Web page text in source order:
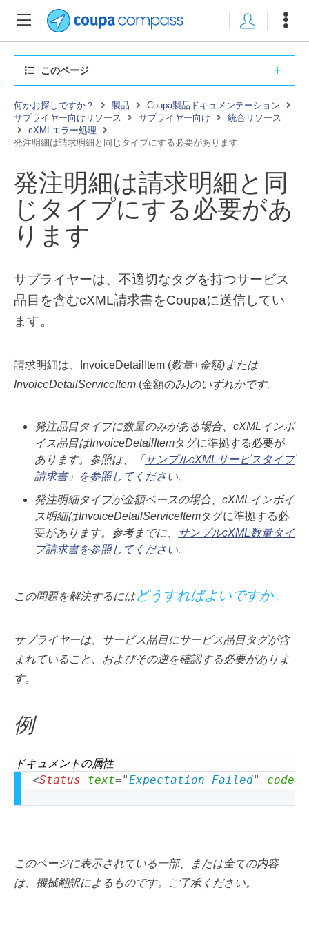
このページ
何かお探しですか？ 製品
Coupa製品ドキュメンテーション
サプライヤー向けリソース
サプライヤー向け
統合リソース
cXMLエラー処理
発注明細は請求明細と同じタイプにする必要があります
発注明細は請求明細と同
じタイプにする必要があ
ります
サプライヤーは、不適切なタグを持つサービス
品目を含むcXML請求書をCoupaに送信してい
ます。
請求明細は、InvoiceDetailItem (数量+金額)または
InvoiceDetailServiceItem (金額のみ)のいずれかです。
発注品目タイプに数量のみがある場合、cXMLインボ
イス品目はInvoiceDetailItemタグに準拠する必要が
あります。参照は、「 サンプルcXMLサービスタイプ
請求書」を参照してください。
発注明細タイプが金額ベースの場合、cXMLインボイ
ス明細はInvoiceDetailServiceItemタグに準拠する必
要があります。参考までに、
サンプルcXML数量タイ
プ請求書を参照してください。
この問題を解決するにはどうすればよいですか。
サプライヤーは、サービス品目にサービス品目タグが含
まれていること、およびその逆を確認する必要がありま
す。
例
ドキュメントの属性
<Status text="Expectation Failed" code
このページに表示されている一部、または全ての内容
は、機械翻訳によるものです。ご了承ください。